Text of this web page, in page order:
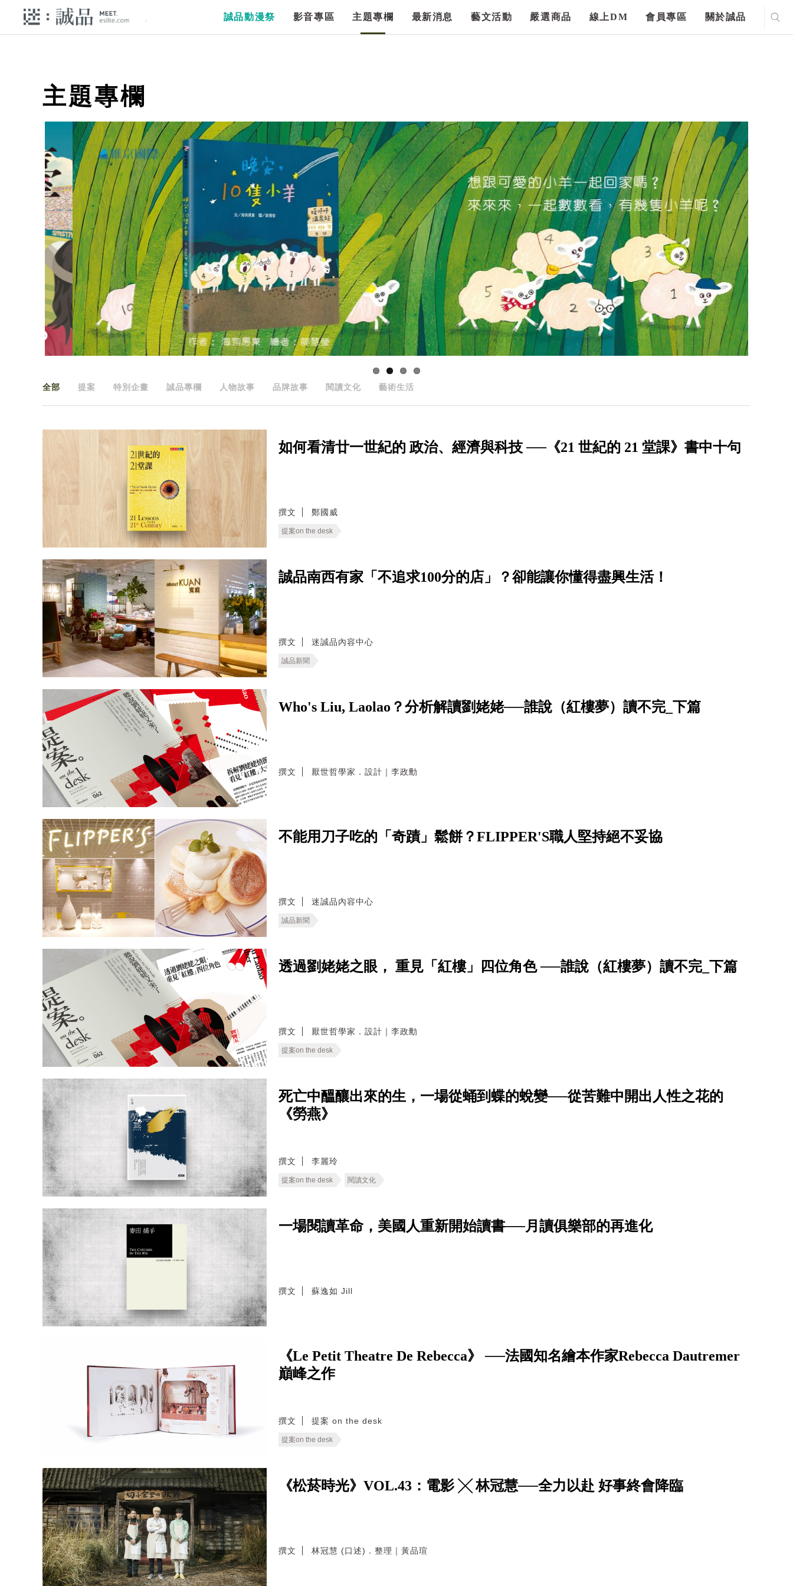
誠品動漫祭 影音專區 主題專欄 最新消息 藝文活動 嚴選商品 線上DM 會員專區 關於誠品
主題專欄
全部 提案 特別企畫 誠品專欄 人物故事 品牌故事 閱讀文化 藝術生活
如何看清廿一世紀的 政治、經濟與科技 ──《21 世紀的 21 堂課》書中十句
撰文 鄭國威
提案on the desk
誠品南西有家「不追求100分的店」？卻能讓你懂得盡興生活！
撰文 迷誠品內容中心
誠品新聞
Who's Liu, Laolao？分析解讀劉姥姥──誰說（紅樓夢）讀不完_下篇
撰文 厭世哲學家．設計｜李政勳
不能用刀子吃的「奇蹟」鬆餅？FLIPPER'S職人堅持絕不妥協
撰文 迷誠品內容中心
誠品新聞
透過劉姥姥之眼， 重見「紅樓」四位角色 ──誰說（紅樓夢）讀不完_下篇
撰文 厭世哲學家．設計｜李政勳
提案on the desk
死亡中醞釀出來的生，一場從蛹到蝶的蛻變──從苦難中開出人性之花的
《勞燕》
撰文 李麗玲
提案on the desk 閱讀文化
一場閱讀革命，美國人重新開始讀書──月讀俱樂部的再進化
撰文 蘇逸如 Jill
《Le Petit Theatre De Rebecca》 ──法國知名繪本作家Rebecca Dautremer
巔峰之作
撰文 提案 on the desk
提案on the desk
《松菸時光》VOL.43：電影 ╳ 林冠慧──全力以赴 好事終會降臨
撰文 林冠慧 (口述)．整理｜黃品瑄